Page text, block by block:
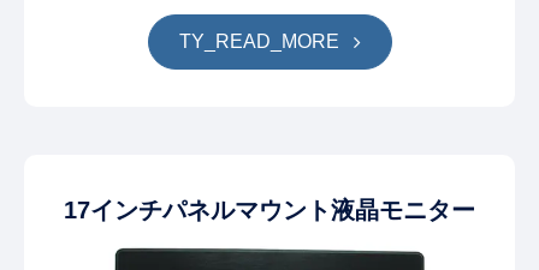
TY_READ_MORE
17インチパネルマウント液晶モニター